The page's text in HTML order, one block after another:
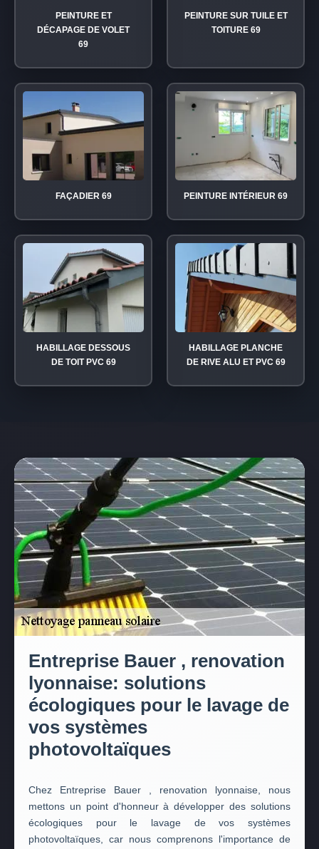
PEINTURE ET
DÉCAPAGE DE VOLET
69
PEINTURE SUR TUILE ET
TOITURE 69
FAÇADIER 69 PEINTURE INTÉRIEUR 69
HABILLAGE DESSOUS
DE TOIT PVC 69
HABILLAGE PLANCHE
DE RIVE ALU ET PVC 69
Entreprise Bauer , renovation
lyonnaise: solutions
écologiques pour le lavage de
vos systèmes
photovoltaïques
Chez Entreprise Bauer , renovation lyonnaise, nous
mettons un point d'honneur à développer des solutions
écologiques pour le lavage de vos systèmes
photovoltaïques, car nous comprenons l'importance de